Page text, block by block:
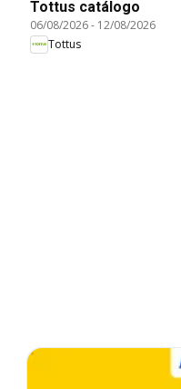
Tottus catálogo
06/08/2026- 12/08/2026
Tottus